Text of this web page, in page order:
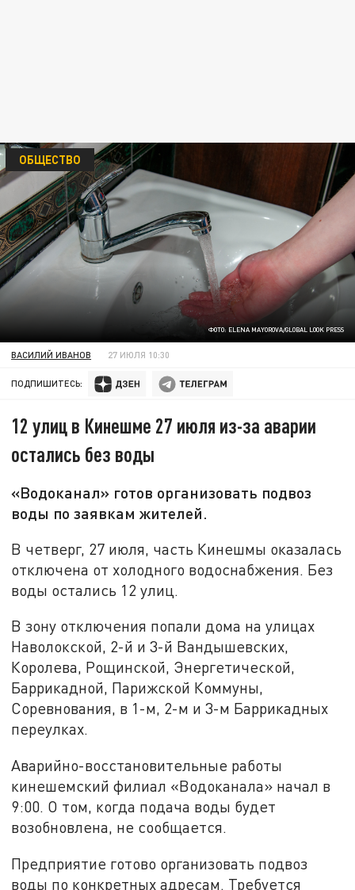
ФОТО: ELENA MAYOROVA/GLOBAL LOOK PRESS
ОБЩЕСТВО
ВАСИЛИЙ ИВАНОВ 27 ИЮЛЯ 10:30
ПОДПИШИТЕСЬ:
12 улиц в Кинешме 27 июля из-за аварии
остались без воды
«Водоканал» готов организовать подвоз
воды по заявкам жителей.
В четверг, 27 июля, часть Кинешмы оказалась
отключена от холодного водоснабжения. Без
воды остались 12 улиц.
В зону отключения попали дома на улицах
Наволокской, 2-й и 3-й Вандышевских,
Королева, Рощинской, Энергетической,
Баррикадной, Парижской Коммуны,
Соревнования, в 1-м, 2-м и 3-м Баррикадных
переулках.
Аварийно-восстановительные работы
кинешемский филиал «Водоканала» начал в
9:00. О том, когда подача воды будет
возобновлена, не сообщается.
Предприятие готово организовать подвоз
воды по конкретных адресам. Требуется